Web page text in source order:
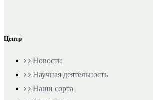
Центр
Новости
Научная деятельность
Наши сорта